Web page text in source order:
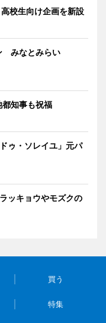
校生向け企画を新設
みなとみらい
知事も祝福
ゥ・ソレイユ」元パ
ッキョウやモズクの
買う
特集